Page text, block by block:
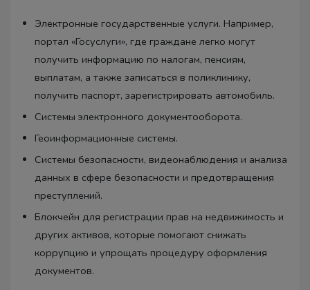
Электронные государственные услуги. Например,
портал «Госуслуги», где граждане легко могут
получить информацию по налогам, пенсиям,
выплатам, а также записаться в поликлинику,
получить паспорт, зарегистрировать автомобиль.
Системы электронного документооборота.
Геоинформационные системы.
Системы безопасности, видеонаблюдения и анализа
данных в сфере безопасности и предотвращения
преступлений.
Блокчейн для регистрации прав на недвижимость и
других активов, которые помогают снижать
коррупцию и упрощать процедуру оформления
документов.